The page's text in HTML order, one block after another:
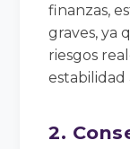
finanzas,
graves, ya
riesgos
estabilidad
2.